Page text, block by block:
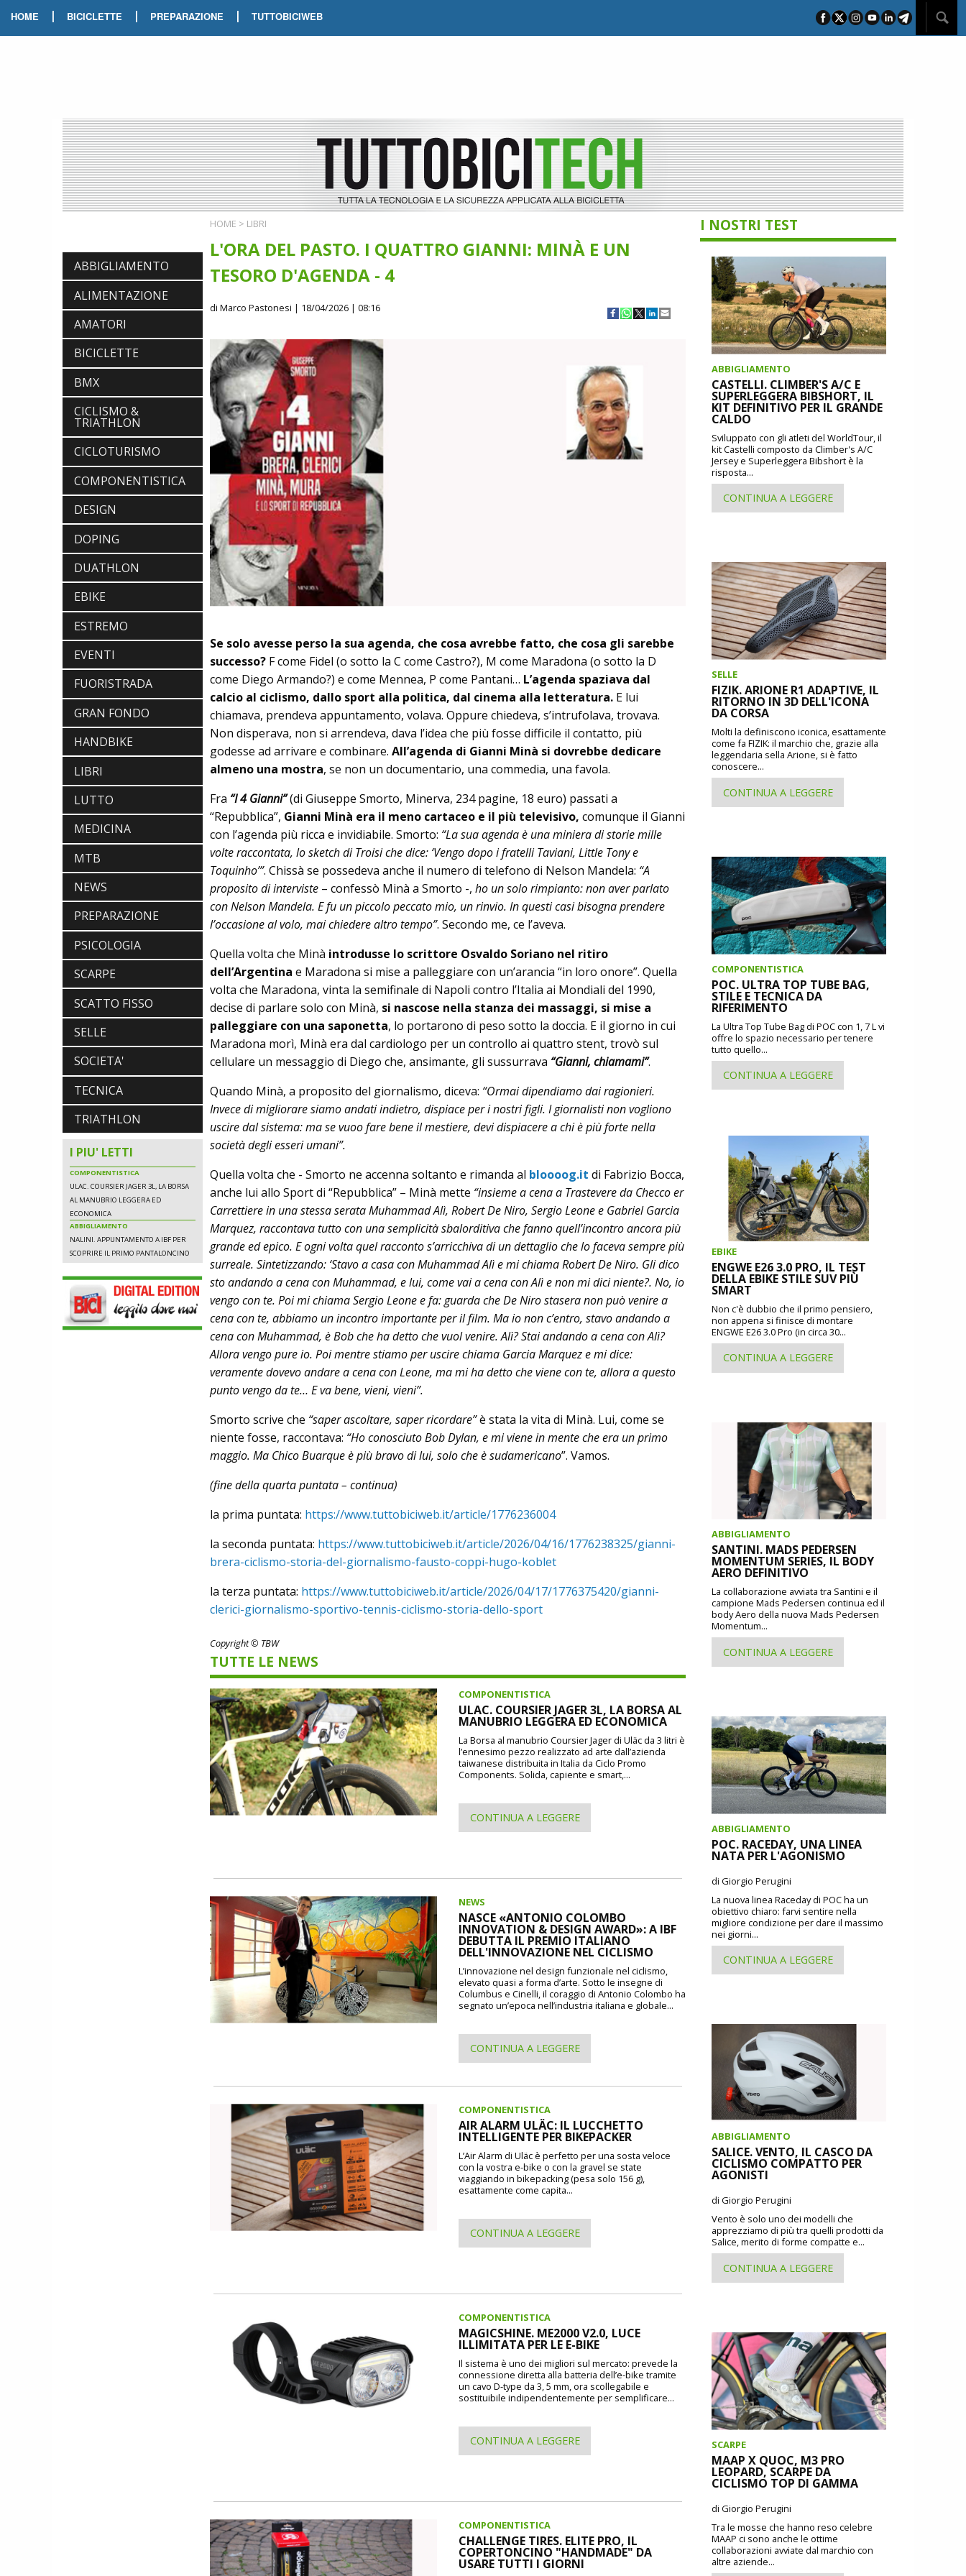
HOME | BICICLETTE | PREPARAZIONE | TUTTOBICIWEB
ABBIGLIAMENTO
ALIMENTAZIONE
AMATORI
BICICLETTE
BMX
CICLISMO &
TRIATHLON
CICLOTURISMO
COMPONENTISTICA
DESIGN
DOPING
DUATHLON
EBIKE
ESTREMO
EVENTI
FUORISTRADA
GRAN FONDO
HANDBIKE
LIBRI
LUTTO
MEDICINA
MTB
NEWS
PREPARAZIONE
PSICOLOGIA
SCARPE
SCATTO FISSO
SELLE
SOCIETA'
TECNICA
TRIATHLON
I PIU' LETTI
NEWS
NASCE «ANTONIO COLOMBO
INNOVATION & DESIGN AWARD»: A
IBF DEBUTTA IL PREMIO ITALIANO
DELL'INNOVAZIONE NEL CICLISMO
SCARPE
DMT. TADEJ POGACAR, LA MAGLIA
POGI'S SUPERLIGHT
AL MANUBRIO LEGGERA ED
ABBIGLIAMENTO
NALINI. APPUNTAMENTO A IBF PER
SCOPRIRE IL PRIMO PANTALONCINO
CON AIRBAG INTEGRATO
NEWS
NASCE «ANTONIO COLOMBO
INNOVATION & DESIGN AWARD»: A
IBF DEBUTTA IL PREMIO ITALIANO
DELL'INNOVAZIONE NEL CICLISMO
SCARPE
GIALLA E UNA SPECIAL EDITION DELLA
POGI'S SUPERLIGHT
COMPONENTISTICA
ULAC. COURSIER JAGER 3L, LA BORSA
AL MANUBRIO LEGGERA ED
ABBIGLIAMENTO
NALINI. APPUNTAMENTO A IBF PER
SCOPRIRE IL PRIMO PANTALONCINO
NEWS
NASCE «ANTONIO COLOMBO
INNOVATION & DESIGN AWARD»: A
IBF DEBUTTA IL PREMIO ITALIANO
HOME > LIBRI
L'ORA DEL PASTO. I QUATTRO GIANNI: MINÀ E UN
TESORO D'AGENDA - 4
di Marco Pastonesi | 18/04/2026 | 08:16
Se solo avesse perso la sua agenda, che cosa avrebbe fatto, che cosa gli sarebbe
successo? F come Fidel (o sotto la C come Castro?), M come Maradona (o sotto la D
come Diego Armando?) e come Mennea, P come Pantani… L’agenda spaziava dal
calcio al ciclismo, dallo sport alla politica, dal cinema alla letteratura. E lui
chiamava, prendeva appuntamento, volava. Oppure chiedeva, s’intrufolava, trovava.
Non disperava, non si arrendeva, dava l’idea che più fosse difficile il contatto, più
godesse ad arrivare e combinare. All’agenda di Gianni Minà si dovrebbe dedicare
almeno una mostra, se non un documentario, una commedia, una favola.
Fra “I 4 Gianni”(di Giuseppe Smorto, Minerva, 234 pagine, 18 euro) passati a
“Repubblica”, Gianni Minà era il meno cartaceo e il più televisivo, comunque il Gianni
con l’agenda più ricca e invidiabile. Smorto: “La sua agenda è una miniera di storie mille
volte raccontata, lo sketch di Troisi che dice: ‘Vengo dopo i fratelli Taviani, Little Tony e
Toquinho’”. Chissà se possedeva anche il numero di telefono di Nelson Mandela: “A
proposito di interviste – confessò Minà a Smorto -, ho un solo rimpianto: non aver parlato
con Nelson Mandela. E fu un piccolo peccato mio, un rinvio. In questi casi bisogna prendere
l’occasione al volo, mai chiedere altro tempo”. Secondo me, ce l’aveva.
Quella volta che Minà introdusse lo scrittore Osvaldo Soriano nel ritiro
dell’Argentina e Maradona si mise a palleggiare con un’arancia “in loro onore”. Quella
volta che Maradona, vinta la semifinale di Napoli contro l’Italia ai Mondiali del 1990,
decise di parlare solo con Minà, si nascose nella stanza dei massaggi, si mise a
palleggiare con una saponetta, lo portarono di peso sotto la doccia. E il giorno in cui
Maradona morì, Minà era dal cardiologo per un controllo ai quattro stent, trovò sul
cellulare un messaggio di Diego che, ansimante, gli sussurrava “Gianni, chiamami”.
Quando Minà, a proposito del giornalismo, diceva: “Ormai dipendiamo dai ragionieri.
Invece di migliorare siamo andati indietro, dispiace per i nostri figli. I giornalisti non vogliono
uscire dal sistema: ma se vuoo fare bene il mestiere, devi dispiacere a chi è più forte nella
società degli esseri umani”.
Quella volta che - Smorto ne accenna soltanto e rimanda al bloooog.it di Fabrizio Bocca,
anche lui allo Sport di “Repubblica” – Minà mette “insieme a cena a Trastevere da Checco er
Carrettiere in una stessa serata Muhammad Alì, Robert De Niro, Sergio Leone e Gabriel Garcia
Marquez, raccontava tutto con una semplicità sbalorditiva che fanno quell’incontro ancora più
grande ed epico. E ogni volta quel racconto s’arricchiva di un dettaglio che lo faceva sempre più
surreale. Sintetizzando: ‘Stavo a casa con Muhammad Alì e mi chiama Robert De Niro. Gli dico
sto andando a cena con Muhammad, e lui, come vai a cena con Alì e non mi dici niente?. No, io
vengo con te. Poi mi chiama Sergio Leone e fa: guarda che De Niro stasera non può venire a
cena con te, abbiamo un incontro importante per il film. Ma io non c’entro, stavo andando a
cena con Muhammad, è Bob che ha detto che vuol venire. Alì? Stai andando a cena con Alì?
Allora vengo pure io. Poi mentre stiamo per uscire chiama Garcia Marquez e mi dice:
veramente dovevo andare a cena con Leone, ma mi ha detto che viene con te, allora a questo
punto vengo da te… E va bene, vieni, vieni”.
Smorto scrive che “saper ascoltare, saper ricordare”è stata la vita di Minà. Lui, come se
niente fosse, raccontava: “Ho conosciuto Bob Dylan, e mi viene in mente che era un primo
maggio. Ma Chico Buarque è più bravo di lui, solo che è sudamericano”. Vamos.
(fine della quarta puntata – continua)
la prima puntata: https://www.tuttobiciweb.it/article/1776236004
la seconda puntata: https://www.tuttobiciweb.it/article/2026/04/16/1776238325/gianni-
brera-ciclismo-storia-del-giornalismo-fausto-coppi-hugo-koblet
la terza puntata: https://www.tuttobiciweb.it/article/2026/04/17/1776375420/gianni-
clerici-giornalismo-sportivo-tennis-ciclismo-storia-dello-sport
Copyright © TBW
TUTTE LE NEWS
COMPONENTISTICA
ULAC. COURSIER JAGER 3L, LA BORSA AL
MANUBRIO LEGGERA ED ECONOMICA
La Borsa al manubrio Coursier Jager di Uläc da 3 litri è
l’ennesimo pezzo realizzato ad arte dall’azienda
taiwanese distribuita in Italia da Ciclo Promo
Components. Solida, capiente e smart,...
CONTINUA A LEGGERE
NEWS
NASCE «ANTONIO COLOMBO
INNOVATION & DESIGN AWARD»: A IBF
DEBUTTA IL PREMIO ITALIANO
DELL'INNOVAZIONE NEL CICLISMO
L’innovazione nel design funzionale nel ciclismo,
elevato quasi a forma d’arte. Sotto le insegne di
Columbus e Cinelli, il coraggio di Antonio Colombo ha
segnato un’epoca nell’industria italiana e globale...
CONTINUA A LEGGERE
COMPONENTISTICA
AIR ALARM ULÄC: IL LUCCHETTO
INTELLIGENTE PER BIKEPACKER
L’Air Alarm di Uläc è perfetto per una sosta veloce
con la vostra e-bike o con la gravel se state
viaggiando in bikepacking (pesa solo 156 g),
esattamente come capita...
CONTINUA A LEGGERE
COMPONENTISTICA
MAGICSHINE. ME2000 V2.0, LUCE
ILLIMITATA PER LE E-BIKE
Il sistema è uno dei migliori sul mercato: prevede la
connessione diretta alla batteria dell’e-bike tramite
un cavo D-type da 3, 5 mm, ora scollegabile e
sostituibile indipendentemente per semplificare...
CONTINUA A LEGGERE
COMPONENTISTICA
CHALLENGE TIRES. ELITE PRO, IL
COPERTONCINO "HANDMADE" DA
USARE TUTTI I GIORNI
I NOSTRI TEST
ABBIGLIAMENTO
CASTELLI. CLIMBER'S A/C E
SUPERLEGGERA BIBSHORT, IL
KIT DEFINITIVO PER IL GRANDE
CALDO
Sviluppato con gli atleti del WorldTour, il
kit Castelli composto da Climber's A/C
Jersey e Superleggera Bibshort è la
risposta...
CONTINUA A LEGGERE
SELLE
FIZIK. ARIONE R1 ADAPTIVE, IL
RITORNO IN 3D DELL'ICONA
DA CORSA
Molti la definiscono iconica, esattamente
come fa FIZIK: il marchio che, grazie alla
leggendaria sella Arione, si è fatto
conoscere...
CONTINUA A LEGGERE
COMPONENTISTICA
POC. ULTRA TOP TUBE BAG,
STILE E TECNICA DA
RIFERIMENTO
La Ultra Top Tube Bag di POC con 1, 7 L vi
offre lo spazio necessario per tenere
tutto quello...
CONTINUA A LEGGERE
EBIKE
ENGWE E26 3.0 PRO, IL TEST
DELLA EBIKE STILE SUV PIÙ
SMART
Non c'è dubbio che il primo pensiero,
non appena si finisce di montare
ENGWE E26 3.0 Pro (in circa 30...
CONTINUA A LEGGERE
ABBIGLIAMENTO
SANTINI. MADS PEDERSEN
MOMENTUM SERIES, IL BODY
AERO DEFINITIVO
La collaborazione avviata tra Santini e il
campione Mads Pedersen continua ed il
body Aero della nuova Mads Pedersen
Momentum...
CONTINUA A LEGGERE
ABBIGLIAMENTO
POC. RACEDAY, UNA LINEA
NATA PER L'AGONISMO
di Giorgio Perugini
La nuova linea Raceday di POC ha un
obiettivo chiaro: farvi sentire nella
migliore condizione per dare il massimo
nei giorni...
CONTINUA A LEGGERE
ABBIGLIAMENTO
SALICE. VENTO, IL CASCO DA
CICLISMO COMPATTO PER
AGONISTI
di Giorgio Perugini
Vento è solo uno dei modelli che
apprezziamo di più tra quelli prodotti da
Salice, merito di forme compatte e...
CONTINUA A LEGGERE
SCARPE
MAAP X QUOC, M3 PRO
LEOPARD, SCARPE DA
CICLISMO TOP DI GAMMA
di Giorgio Perugini
Tra le mosse che hanno reso celebre
MAAP ci sono anche le ottime
collaborazioni avviate dal marchio con
altre aziende...